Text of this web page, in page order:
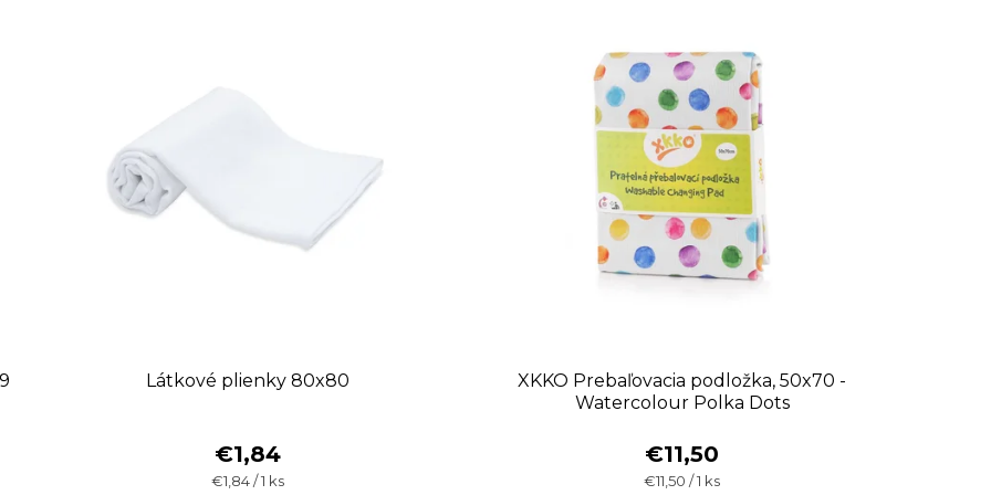
Látkové plienky 80x80
€1,84
Jednotková
€1,84 / 1 ks
XKKO Prebaľovacia podložka, 50x70 -
Watercolour Polka Dots
€11,50
Jednotková
€11,50 / 1 ks